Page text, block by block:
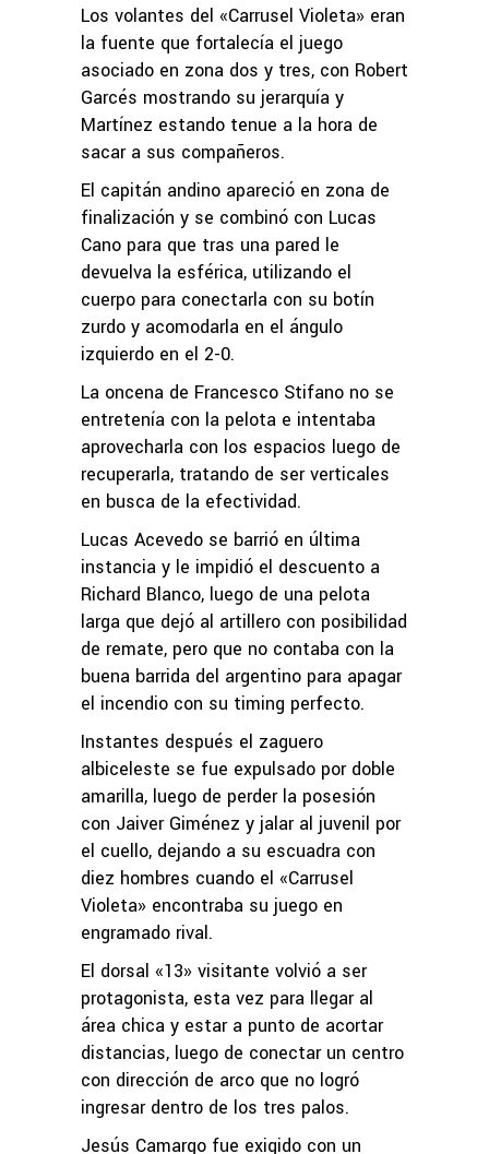
Los volantes del «Carrusel Violeta» eran
la fuente que fortalecía el juego
asociado en zona dos y tres, con Robert
Garcés mostrando su jerarquía y
Martínez estando tenue a la hora de
sacar a sus compañeros.
El capitán andino apareció en zona de
finalización y se combinó con Lucas
Cano para que tras una pared le
devuelva la esférica, utilizando el
cuerpo para conectarla con su botín
zurdo y acomodarla en el ángulo
izquierdo en el 2-0.
La oncena de Francesco Stifano no se
entretenía con la pelota e intentaba
aprovecharla con los espacios luego de
recuperarla, tratando de ser verticales
en busca de la efectividad.
Lucas Acevedo se barrió en última
instancia y le impidió el descuento a
Richard Blanco, luego de una pelota
larga que dejó al artillero con posibilidad
de remate, pero que no contaba con la
buena barrida del argentino para apagar
el incendio con su timing perfecto.
Instantes después el zaguero
albiceleste se fue expulsado por doble
amarilla, luego de perder la posesión
con Jaiver Giménez y jalar al juvenil por
el cuello, dejando a su escuadra con
diez hombres cuando el «Carrusel
Violeta» encontraba su juego en
engramado rival.
El dorsal «13» visitante volvió a ser
protagonista, esta vez para llegar al
área chica y estar a punto de acortar
distancias, luego de conectar un centro
con dirección de arco que no logró
ingresar dentro de los tres palos.
Jesús Camargo fue exigido con un